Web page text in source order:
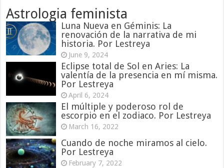
Astrologia feminista
Luna Nueva en Géminis: La
renovación de la narrativa de mi
historia. Por Lestreya
June 9, 2024
Eclipse total de Sol en Aries: La
valentía de la presencia en mí misma.
Por Lestreya
April 6, 2024
El múltiple y poderoso rol de
escorpio en el zodiaco. Por Lestreya
March 16, 2022
Cuando de noche miramos al cielo.
Por Lestreya
February 7, 2022